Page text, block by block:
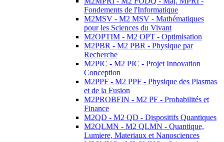
Fondements de l'Informatique
M2MSV - M2 MSV - Mathématiques
pour les Sciences du Vivant
M2OPTIM - M2 OPT - Optimisation
M2PBR - M2 PBR - Physique par
Recherche
M2PIC - M2 PIC - Projet Innovation
Conception
M2PPF - M2 PPF - Physique des Plasmas
et de la Fusion
M2PROBFIN - M2 PF - Probabilités et
Finance
M2QD - M2 QD - Dispositifs Quantiques
M2QLMN - M2 QLMN - Quantique,
Lumiere, Materiaux et Nanosciences